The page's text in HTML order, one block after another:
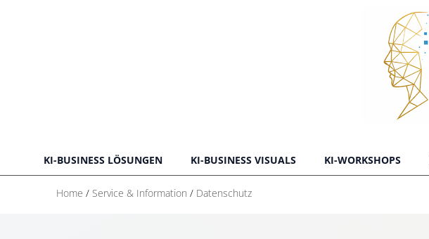
KI-BUSINESS LÖSUNGEN KI-BUSINESS VISUALS KI-WORKSHOPS
Home / Service & Information / Datenschutz